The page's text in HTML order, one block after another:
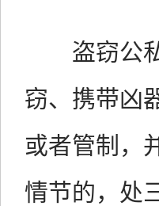
盗窃公私
窃、携带凶
或者管制，
情节的，处